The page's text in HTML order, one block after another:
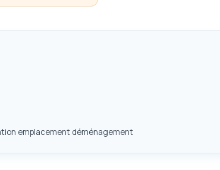
emplacement déménagement